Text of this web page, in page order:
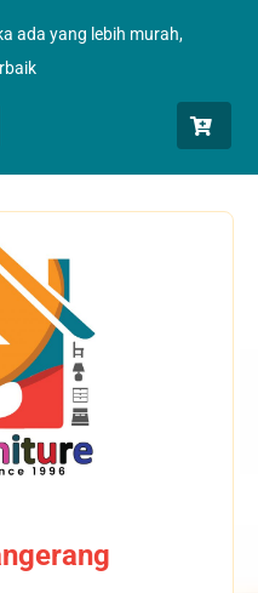
ada yang lebih murah,